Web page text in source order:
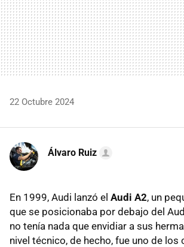
22 Octubre 2024
Álvaro Ruiz
En 1999, Audi lanzó el Audi A2, un
que se posicionaba por debajo del
no tenía nada que envidiar a sus
nivel técnico, de hecho, fue uno de los